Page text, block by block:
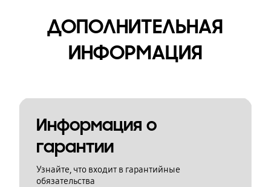
ДОПОЛНИТЕЛЬНАЯ
ИНФОРМАЦИЯ
Информация о
гарантии
Узнайте, что входит в гарантийные
обязательства